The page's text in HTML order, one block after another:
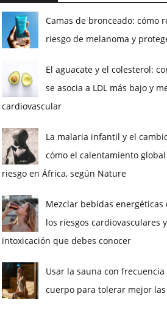
Camas de bronceado: cómo
riesgo de melanoma y
El aguacate y el colesterol:
se asocia a LDL más bajo y
cardiovascular
La malaria infantil y el
cómo el calentamiento
riesgo en África, según Nature
Mezclar bebidas energéticas
los riesgos cardiovasculares
intoxicación que debes conocer
Usar la sauna con
cuerpo para tolerar mejor